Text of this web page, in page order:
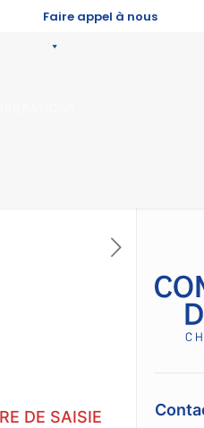
Faire appel à nous
DE SAISIE